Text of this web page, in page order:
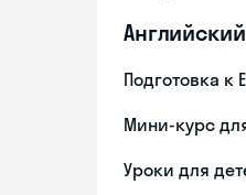
Подготовка к
Мини-курс
Уроки для